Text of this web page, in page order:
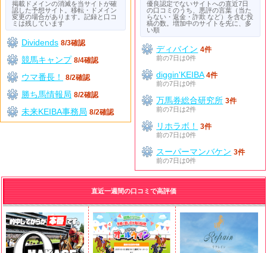
優良認定でないサイトへの直近7日
の口コミのうち、悪評の言葉（当た
らない・返金・詐欺 など）を含む投
稿の数。増加中のサイトを先に、多
い順
ディバイン 4件
前の7日は0件
diggin'KEIBA 4件
前の7日は0件
万馬券総合研究所 3件
前の7日は2件
リホラボ！
3件
前の7日は0件
スーパーマンバケン 3件
前の7日は0件
掲載ドメインの消滅を当サイトが確
認した予想サイト。移転・ドメイン
変更の場合があります。記録と口コ
ミは残しています
Dividends 8/3確認
競馬キャンプ 8/4確認
ウマ番長！ 8/2確認
勝ち馬情報局 8/2確認
未来KEIBA事務局 8/2確認
直近一週間の口コミで高評価